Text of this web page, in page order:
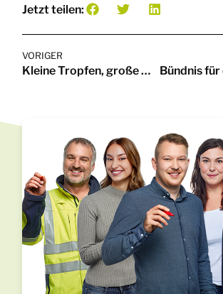
Jetzt teilen:
VORIGER
Kleine Tropfen, große Wirkung